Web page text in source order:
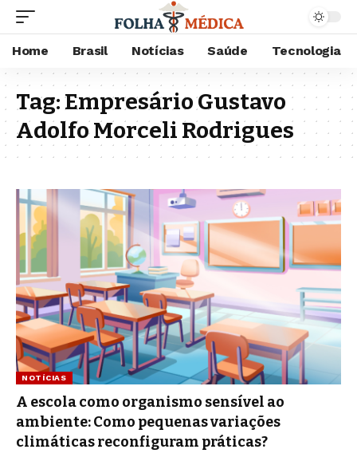
Home Brasil Notícias Saúde Tecnologia
Tag:Empresário Gustavo
Adolfo Morceli Rodrigues
NOTÍCIAS
A escola como organismo sensível ao
ambiente: Como pequenas variações
climáticas reconfiguram práticas?